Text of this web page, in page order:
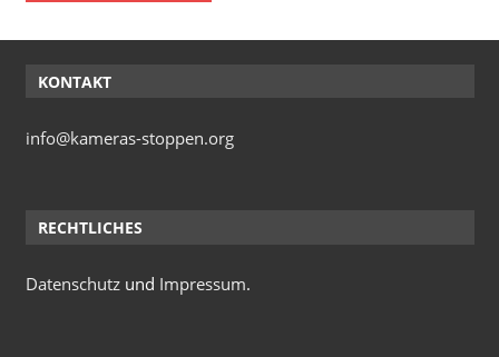
KONTAKT
info@kameras-stoppen.org
RECHTLICHES
Datenschutzund Impressum.